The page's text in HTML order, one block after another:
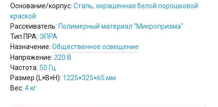
Основание/корпус: Сталь, окрашенная белой порошковой
краской
Рассеиватель: Полимерный материал "Микропризма"
Тип ПРА: ЭПРА
Назначение: Общественное освещение
Напряжение: 220 В
Частота: 50 Гц
Размер (L×B×H): 1225×325×65 мм
Вес: 4 кг